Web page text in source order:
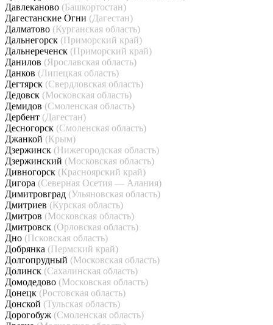
Давлеканово (Башкортостан)
Дагестанские Огни (Дагестан)
Далматово (Курганская область)
Дальнегорск (Приморский край)
Дальнереченск (Приморский край)
Данилов (Ярославская область)
Данков (Липецкая область)
Дегтярск (Свердловская область)
Дедовск (Московская область)
Демидов (Смоленская область)
Дербент (Дагестан)
Десногорск (Смоленская область)
Джанкой (Крым)
Дзержинск (Нижегородская область)
Дзержинский (Московская область)
Дивногорск (Красноярский край)
Дигора (Северная Осетия — Алания)
Димитровград (Ульяновская область)
Дмитриев (Курская область)
Дмитров (Московская область)
Дмитровск (Орловская область)
Дно (Псковская область)
Добрянка (Пермский край)
Долгопрудный (Московская область)
Долинск (Сахалинская область)
Домодедово (Московская область)
Донецк (Ростовская область)
Донской (Тульская область)
Дорогобуж (Смоленская область)